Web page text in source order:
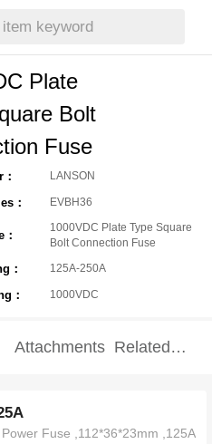
keyword
Plate
Bolt
Fuse
LANSON
： EVBH36
1000VDC Plate Type Square
Bolt Connection Fuse
： 125A-250A
： 1000VDC
Attachments Related
Power Fuse ,112*36*23mm ,125A